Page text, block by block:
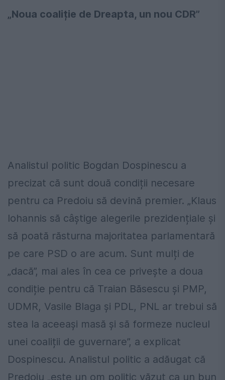
„Noua coaliție de Dreapta, un nou CDR”
Analistul politic Bogdan Dospinescu a
precizat că sunt două condiții necesare
pentru ca Predoiu să devină premier. „Klaus
Iohannis să câștige alegerile prezidențiale și
să poată răsturna majoritatea parlamentară
pe care PSD o are acum. Sunt mulți de
„dacă”, mai ales în cea ce privește a doua
condiție pentru că Traian Băsescu și PMP,
UDMR, Vasile Blaga și PDL, PNL ar trebui să
stea la aceeași masă și să formeze nucleul
unei coaliții de guvernare”, a explicat
Dospinescu. Analistul politic a adăugat că
Predoiu „este un om politic văzut ca un bun